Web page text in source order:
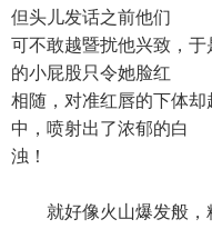
但头儿发话之前他们
可不敢越暨扰他兴致，
的小屁股只令她脸红
相随，对准红唇的下体
中，喷射出了浓郁的白
浊！
就好像火山爆发般，